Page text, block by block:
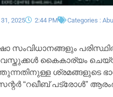
2025 2:44 PM Categories :
സംവിധാനങ്ങളും
വസ്തുക്കൾ കൈകാര്യം
ശ്രമങ്ങളുടെ
“റഖീബ് പട്രോൾ”